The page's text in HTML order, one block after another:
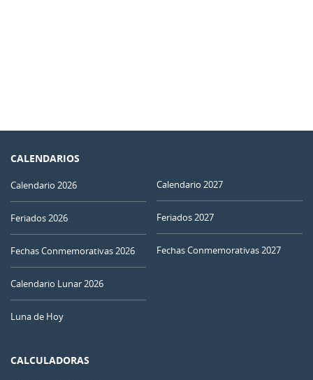
CALENDARIOS
Calendario 2026
Feriados 2026
Fechas Conmemorativas 2026
Calendario Lunar 2026
Luna de Hoy
Calendario 2027
Feriados 2027
Fechas Conmemorativas 2027
CALCULADORAS